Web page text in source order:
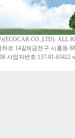
CO.,LTD). ALL
로 14길6(금천구 시흥동
사업자번호:137-81-63422